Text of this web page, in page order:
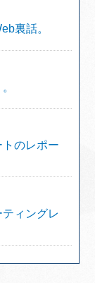
裏話。
のレポー
ィングレ